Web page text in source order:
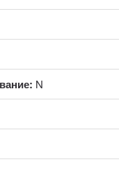
N